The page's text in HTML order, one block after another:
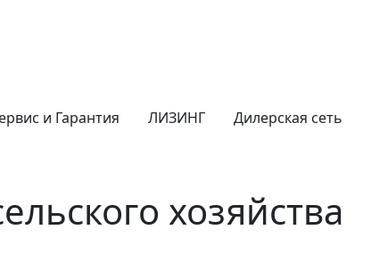
и Гарантия ЛИЗИНГ Дилерская сеть
хозяйства